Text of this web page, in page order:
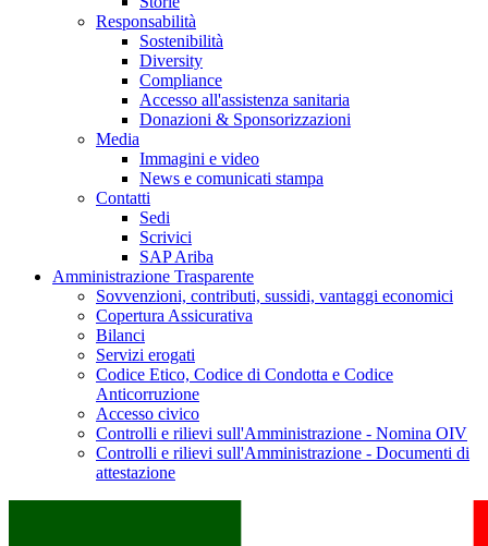
Responsabilità
Sostenibilità
Diversity
Compliance
Accesso all'assistenza sanitaria
Donazioni & Sponsorizzazioni
Media
Immagini e video
News e comunicati stampa
Contatti
Sedi
Scrivici
SAP Ariba
Amministrazione Trasparente
Sovvenzioni, contributi, sussidi, vantaggi economici
Copertura Assicurativa
Bilanci
Servizi erogati
Codice Etico, Codice di Condotta e Codice
Anticorruzione
Accesso civico
Controlli e rilievi sull'Amministrazione - Nomina OIV
Controlli e rilievi sull'Amministrazione - Documenti di
attestazione